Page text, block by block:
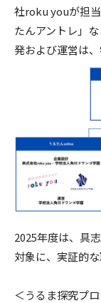
社roku youが担
たんアントレ」
発および運営は
2025年度は、具
対象に、実証的
＜うるま探究プ